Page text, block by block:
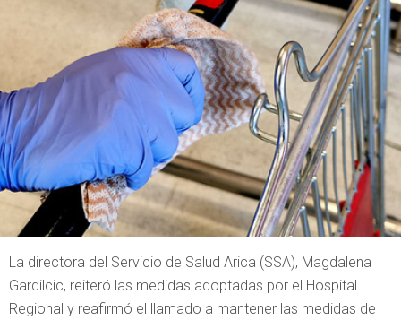
La directora del Servicio de Salud Arica (SSA), Magdalena
Gardilcic, reiteró las medidas adoptadas por el Hospital
Regional y reafirmó el llamado a mantener las medidas de